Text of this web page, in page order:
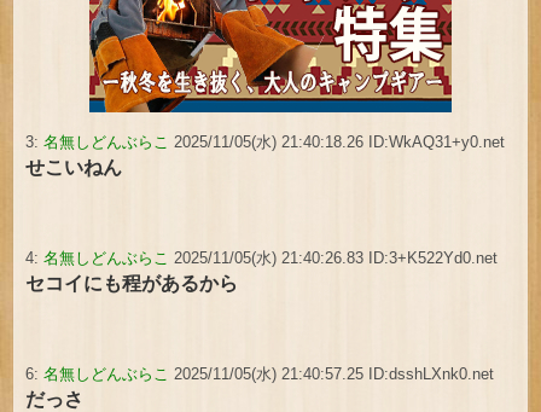
3:名無しどんぶらこ 2025/11/05(水) 21:40:18.26 ID:WkAQ31+y0.net
せこいねん
4:名無しどんぶらこ 2025/11/05(水) 21:40:26.83 ID:3+K522Yd0.net
セコイにも程があるから
6:名無しどんぶらこ 2025/11/05(水) 21:40:57.25 ID:dsshLXnk0.net
だっさ